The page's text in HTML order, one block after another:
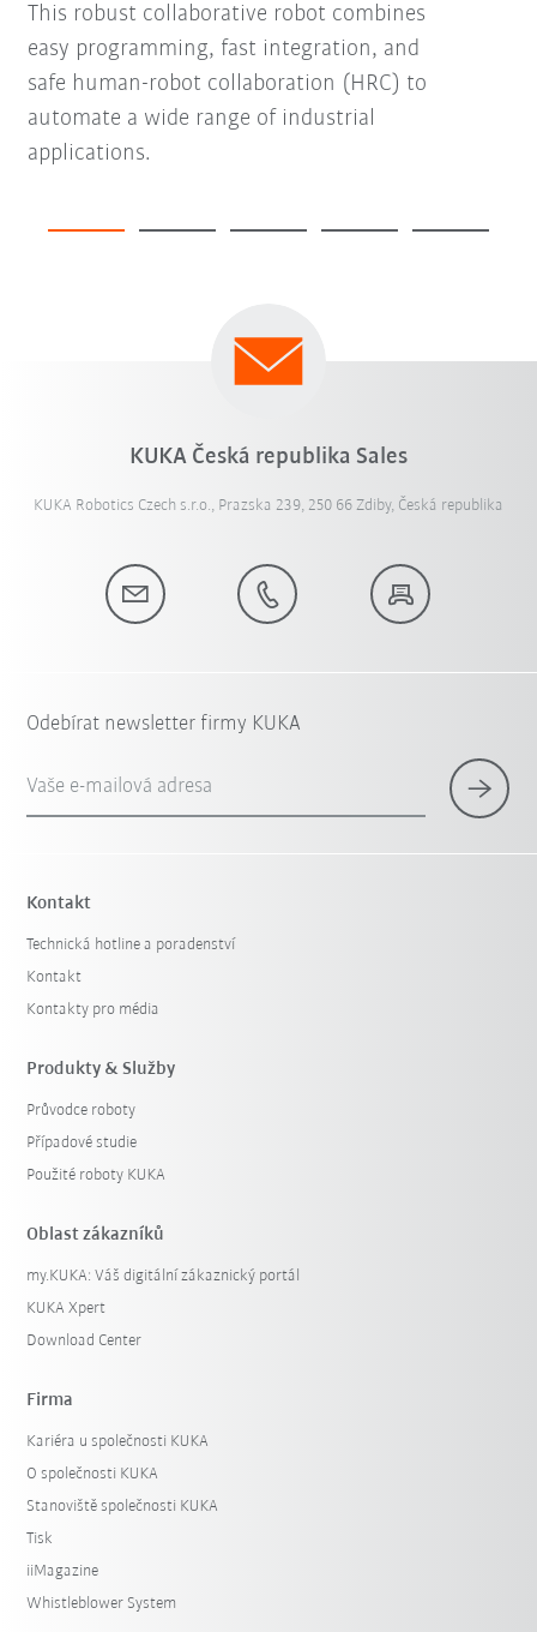
This robust collaborative robot combines
easy programming, fast integration, and
safe human-robot collaboration (HRC) to
automate a wide range of industrial
applications.
KUKA Česká republika Sales
KUKA Robotics Czech s.r.o., Prazska 239, 250 66 Zdiby, Česká republika
Odebírat newsletter firmy KUKA
Vaše e-mailová adresa
Kontakt
Technická hotline a poradenství
Kontakt
Kontakty pro média
Produkty & Služby
Průvodce roboty
Případové studie
Použité roboty KUKA
Oblast zákazníků
my.KUKA: Váš digitální zákaznický portál
KUKA Xpert
Download Center
Firma
Kariéra u společnosti KUKA
O společnosti KUKA
Stanoviště společnosti KUKA
Tisk
iiMagazine
Whistleblower System